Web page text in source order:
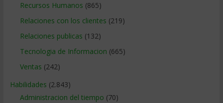
Recursos Humanos (865)
Relaciones con los clientes (219)
Relaciones publicas (132)
Tecnologia de Informacion (665)
Ventas (242)
Habilidades (2.843)
Administracion del tiempo (70)